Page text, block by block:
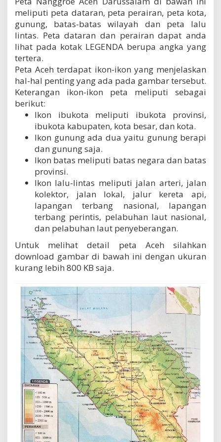
y
a
meliputi peta dataran, peta perairan, peta kota,
gunung, batas-batas wilayah dan peta lalu
lintas. Peta dataran dan perairan dapat anda
lihat pada kotak LEGENDA berupa angka yang
tertera.
Peta Aceh terdapat ikon-ikon yang menjelaskan
hal-hal penting yang ada pada gambar tersebut.
Keterangan ikon-ikon peta meliputi sebagai
berikut:
Ikon ibukota meliputi ibukota provinsi,
ibukota kabupaten, kota besar, dan kota.
Ikon gunung ada dua yaitu gunung berapi
dan gunung saja.
Ikon batas meliputi batas negara dan batas
provinsi.
Ikon lalu-lintas meliputi jalan arteri, jalan
kolektor, jalan lokal, jalur kereta api,
lapangan terbang nasional, lapangan
terbang perintis, pelabuhan laut nasional,
dan pelabuhan laut penyeberangan.
Untuk melihat detail peta Aceh silahkan
download gambar di bawah ini dengan ukuran
kurang lebih 800 KB saja.